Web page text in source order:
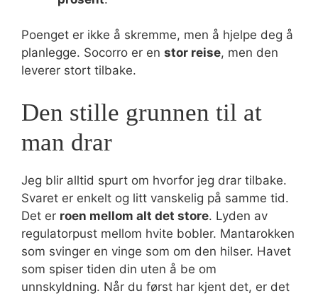
Poenget er ikke å skremme, men å hjelpe deg å
planlegge. Socorro er en stor reise, men den
leverer stort tilbake.
Den stille grunnen til at
man drar
Jeg blir alltid spurt om hvorfor jeg drar tilbake.
Svaret er enkelt og litt vanskelig på samme tid.
Det er roen mellom alt det store. Lyden av
regulatorpust mellom hvite bobler. Mantarokken
som svinger en vinge som om den hilser. Havet
som spiser tiden din uten å be om
unnskyldning. Når du først har kjent det, er det